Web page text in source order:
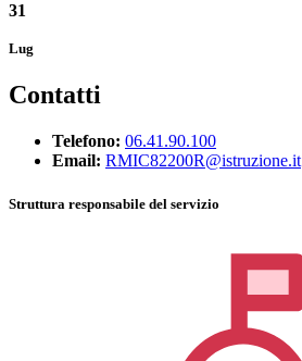
31
Lug
Contatti
Telefono: 06.41.90.100
Email: RMIC82200R@istruzione.it
Struttura responsabile del servizio